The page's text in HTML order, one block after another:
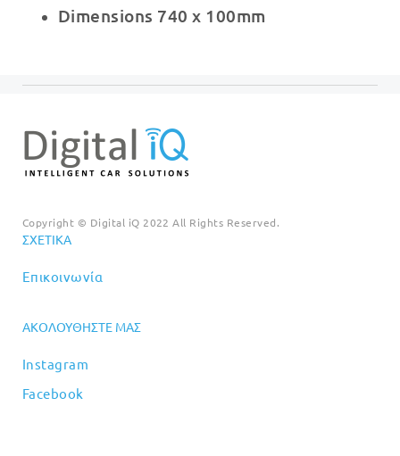
Dimensions 740 x 100mm
Copyright © Digital iQ 2022 All Rights Reserved.
ΣΧΕΤΙΚΆ
Επικοινωνία
ΑΚΟΛΟΥΘΉΣΤΕ ΜΑΣ
Instagram
Facebook